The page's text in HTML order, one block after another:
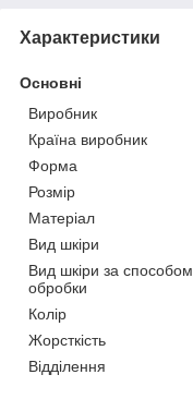
Характеристики
Основні
Виробник
Країна виробник
Форма
Розмір
Матеріал
Вид шкіри
Вид шкіри за способом
обробки
Колір
Жорсткість
Відділення